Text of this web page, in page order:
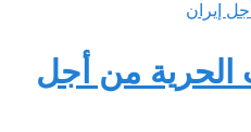
من أجل